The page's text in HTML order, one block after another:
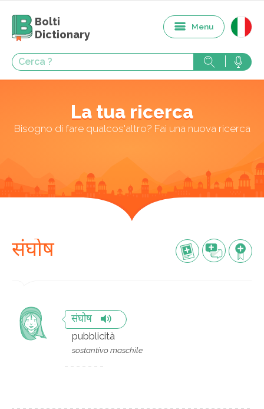
Bolti
Dictionary
Menu
La tua ricerca
Bisogno di fare qualcos'altro? Fai una nuova ricerca
संघोष
संघोष
pubblicità
sostantivo maschile